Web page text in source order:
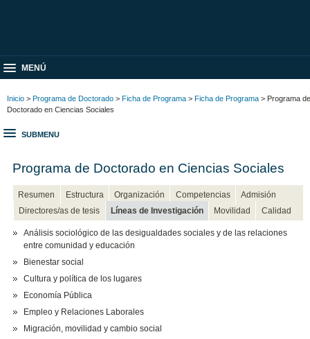
MENÚ
Inicio > Programa de Doctorado > Ficha de Programa > Ficha de Programa > Programa de
Doctorado en Ciencias Sociales
SUBMENU
Programa de Doctorado en Ciencias Sociales
Resumen Estructura Organización Competencias
Admisión
Directores/as de tesis
Líneas de Investigación Movilidad Calidad
Análisis sociológico de las desigualdades sociales y de las relaciones
entre comunidad y educación
Bienestar social
Cultura y política de los lugares
Economía Pública
Empleo y Relaciones Laborales
Migración, movilidad y cambio social